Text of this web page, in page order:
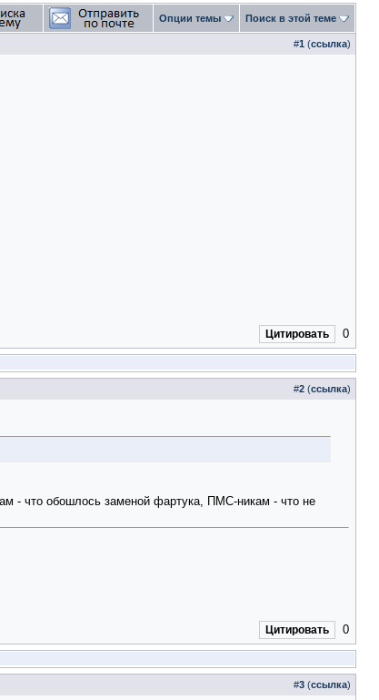
Опции темы Поиск в этой теме
#1 (ссылка)
Цитировать 0
#2 (ссылка)
- что обошлось заменой фартука, ПМС-никам - что не
Цитировать 0
#3 (ссылка)